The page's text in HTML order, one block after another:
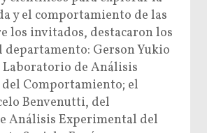
y el comportamiento de las
los invitados, destacaron los
departamento: Gerson Yukio
de Análisis
Comportamiento; el
Benvenutti, del
Análisis Experimental del